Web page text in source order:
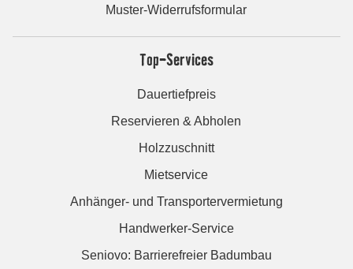
Muster-Widerrufsformular
Top-Services
Dauertiefpreis
Reservieren & Abholen
Holzzuschnitt
Mietservice
Anhänger- und Transportervermietung
Handwerker-Service
Seniovo: Barrierefreier Badumbau